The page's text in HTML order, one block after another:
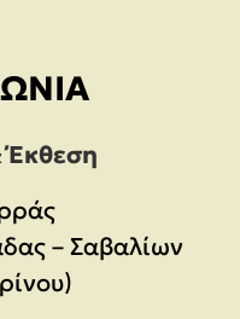
Έκθεση
– Σαβαλίων